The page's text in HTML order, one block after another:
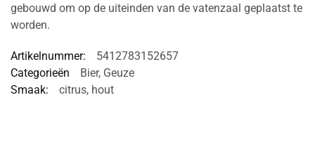
gebouwd om op de uiteinden van de vatenzaal geplaatst te
worden.
Artikelnummer:
5412783152657
Categorieën
Bier, Geuze
Smaak:
citrus, hout